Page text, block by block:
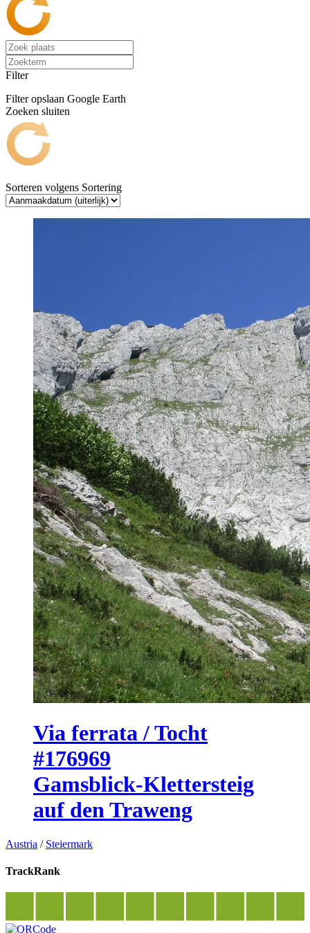
Filter
Filter opslaan Google Earth
Zoeken sluiten
Sorteren volgens Sortering
Via ferrata / Tocht
#176969
Gamsblick-Klettersteig
auf den Traweng
Austria / Steiermark
TrackRank